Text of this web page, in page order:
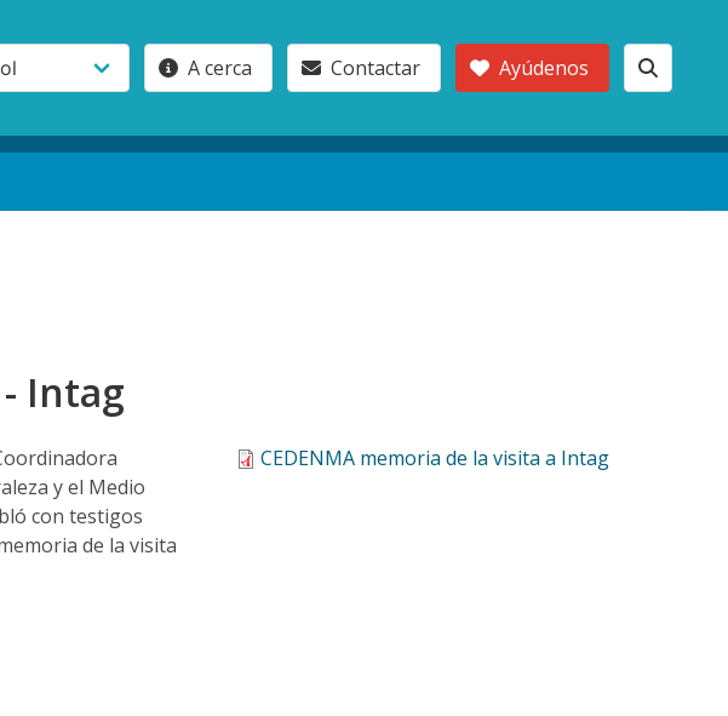
A cerca Contactar Ayúdenos
Intag
y el Medio
con testigos
de la visita
CEDENMA memoria de la visita a Intag